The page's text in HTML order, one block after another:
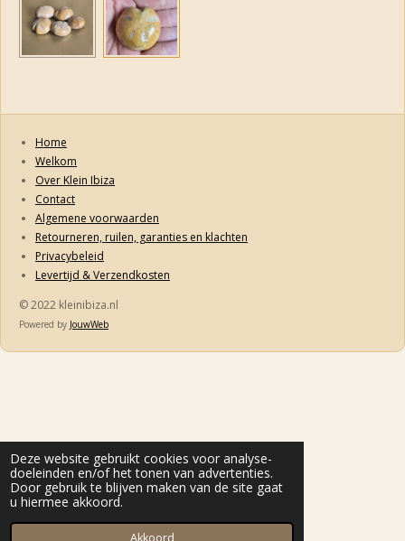
Deze website gebruikt cookies voor analyse-
doeleinden en/of het tonen van advertenties.
Door gebruik te blijven maken van de site gaat
u hiermee akkoord.
Akkoord
Home
Welkom
Over Klein Ibiza
Contact
Algemene voorwaarden
Retourneren, ruilen, garanties en klachten
Privacybeleid
Levertijd & Verzendkosten
© 2022 kleinibiza.nl
Powered by JouwWeb